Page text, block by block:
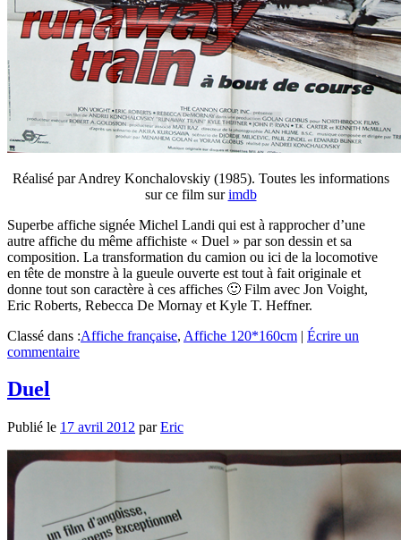
Réalisé par Andrey Konchalovskiy (1985). Toutes les informations
sur ce film surimdb
Superbe affiche signée Michel Landi qui est à rapprocher d’une
autre affiche du même affichiste « Duel » par son dessin et sa
composition. La transformation du camion ou ici de la locomotive
en tête de monstre à la gueule ouverte est tout à fait originale et
donne tout son caractère à ces affiches 🙂 Film avec Jon Voight,
Eric Roberts, Rebecca De Mornay et Kyle T. Heffner.
Classé dans :Affiche française, Affiche 120*160cm | Écrire un
commentaire
Duel
Publié le 17 avril 2012 parEric